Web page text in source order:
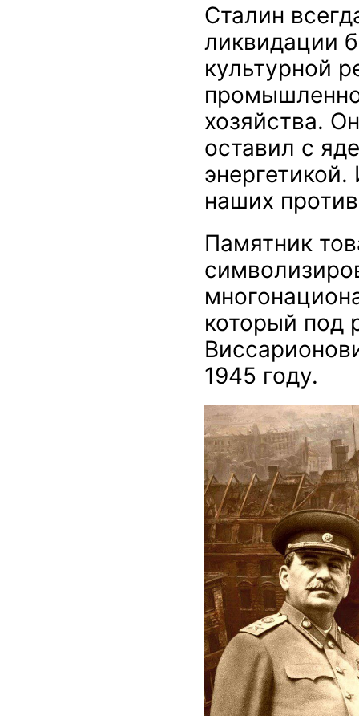
Сталин
ликвидации
культурной
хозяйства.
оставил с
наших
Памятник
который под
1945 году.
https://
zen_doc/118604/